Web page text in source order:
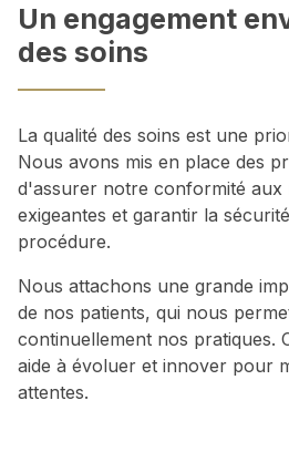
Un engagement
des soins
La qualité des soins est une
Nous avons mis en place des
d'assurer notre conformité aux
exigeantes et garantir la
procédure.
Nous attachons une grande
de nos patients, qui nous
continuellement nos pratiques.
aide à évoluer et innover pour
attentes.